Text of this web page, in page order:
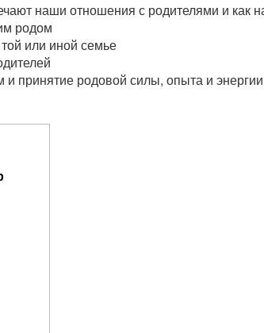
наши отношения с родителями и как
родом
или иной семье
и принятие родовой силы, опыта и